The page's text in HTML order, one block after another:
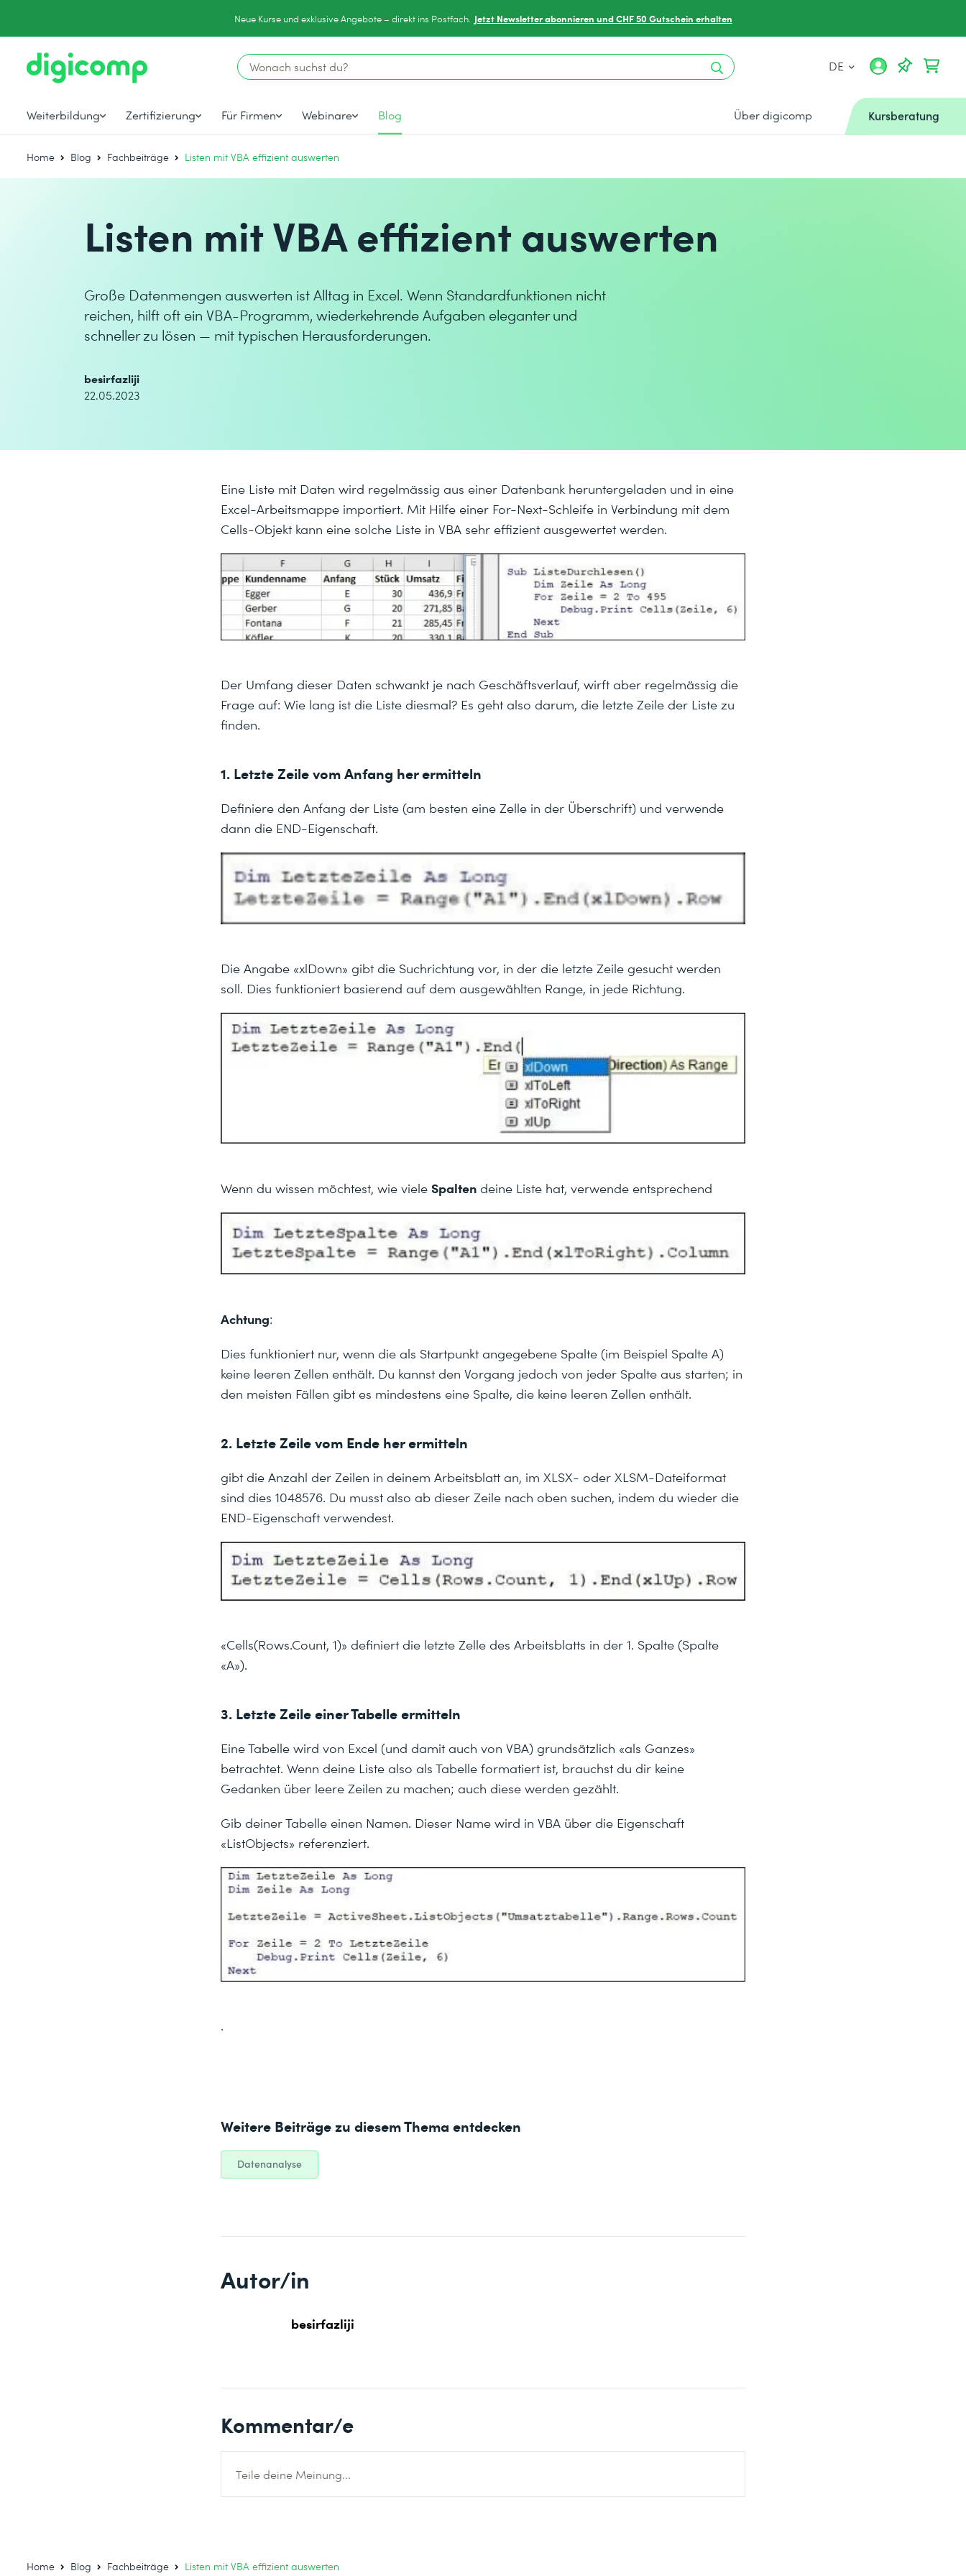
Neue Kurse und exklusive Angebote – direkt ins Postfach. Jetzt Newsletter abonnieren und CHF 50 Gutschein erhalten
DE
Weiterbildung Zertifizierung Für Firmen Webinare Blog Über digicomp Kursberatung
Home Blog Fachbeiträge Listen mit VBA effizient auswerten
Listen mit VBA effizient auswerten
Große Datenmengen auswerten ist Alltag in Excel. Wenn Standardfunktionen nicht
reichen, hilft oft ein VBA-Programm, wiederkehrende Aufgaben eleganter und
schneller zu lösen — mit typischen Herausforderungen.
besirfazliji
22.05.2023
Eine Liste mit Daten wird regelmässig aus einer Datenbank heruntergeladen und in eine
Excel-Arbeitsmappe importiert. Mit Hilfe einer For-Next-Schleife in Verbindung mit dem
Cells-Objekt kann eine solche Liste in VBA sehr effizient ausgewertet werden.
Der Umfang dieser Daten schwankt je nach Geschäftsverlauf, wirft aber regelmässig die
Frage auf: Wie lang ist die Liste diesmal? Es geht also darum, die letzte Zeile der Liste zu
finden.
1. Letzte Zeile vom Anfang her ermitteln
Definiere den Anfang der Liste (am besten eine Zelle in der Überschrift) und verwende
dann die END-Eigenschaft.
Die Angabe «xlDown» gibt die Suchrichtung vor, in der die letzte Zeile gesucht werden
soll. Dies funktioniert basierend auf dem ausgewählten Range, in jede Richtung.
Wenn du wissen möchtest, wie viele Spalten deine Liste hat, verwende entsprechend
Achtung:
Dies funktioniert nur, wenn die als Startpunkt angegebene Spalte (im Beispiel Spalte A)
keine leeren Zellen enthält. Du kannst den Vorgang jedoch von jeder Spalte aus starten; in
den meisten Fällen gibt es mindestens eine Spalte, die keine leeren Zellen enthält.
2. Letzte Zeile vom Ende her ermitteln
gibt die Anzahl der Zeilen in deinem Arbeitsblatt an, im XLSX- oder XLSM-Dateiformat
sind dies 1048576. Du musst also ab dieser Zeile nach oben suchen, indem du wieder die
END-Eigenschaft verwendest.
«Cells(Rows.Count, 1)» definiert die letzte Zelle des Arbeitsblatts in der 1. Spalte (Spalte
«A»).
3. Letzte Zeile einer Tabelle ermitteln
Eine Tabelle wird von Excel (und damit auch von VBA) grundsätzlich «als Ganzes»
betrachtet. Wenn deine Liste also als Tabelle formatiert ist, brauchst du dir keine
Gedanken über leere Zeilen zu machen; auch diese werden gezählt.
Gib deiner Tabelle einen Namen. Dieser Name wird in VBA über die Eigenschaft
«ListObjects» referenziert.
.
Weitere Beiträge zu diesem Thema entdecken
Datenanalyse
Autor/in
besirfazliji
Kommentar/e
Teile deine Meinung...
Home Blog Fachbeiträge Listen mit VBA effizient auswerten